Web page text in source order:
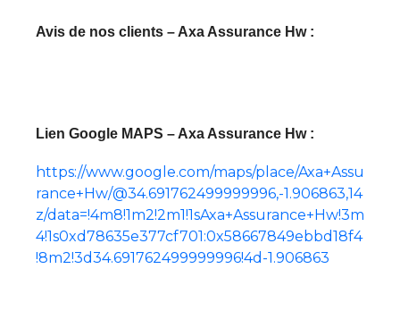
Avis de nos clients – Axa Assurance Hw :
Lien Google MAPS – Axa Assurance Hw :
https://www.google.com/maps/place/Axa+Assu
rance+Hw/@34.691762499999996,-1.906863,14
z/data=!4m8!1m2!2m1!1sAxa+Assurance+Hw!3m
4!1s0xd78635e377cf701:0x58667849ebbd18f4
!8m2!3d34.691762499999996!4d-1.906863